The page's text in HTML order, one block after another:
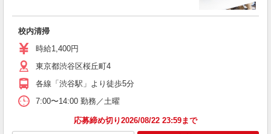
校内清掃
時給1,400円
東京都渋谷区桜丘町4
各線「渋谷駅」より徒歩5分
7:00〜14:00 勤務／土曜
応募締め切り2026/08/22 23:59まで